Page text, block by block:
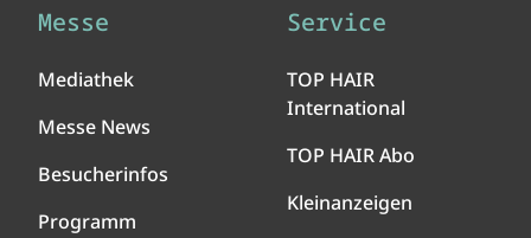
Messe
Mediathek
Messe News
Besucherinfos
Programm
Service
TOP HAIR
International
TOP HAIR Abo
Kleinanzeigen